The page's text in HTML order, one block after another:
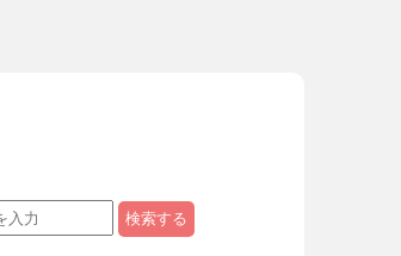
検索する